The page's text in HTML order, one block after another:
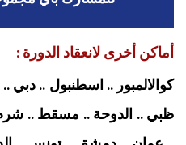
أماكن أخرى لانعقاد الدورة :
كوالالمبور .. اسطنبول .. دبي
ظبي .. الدوحة .. مسقط ..